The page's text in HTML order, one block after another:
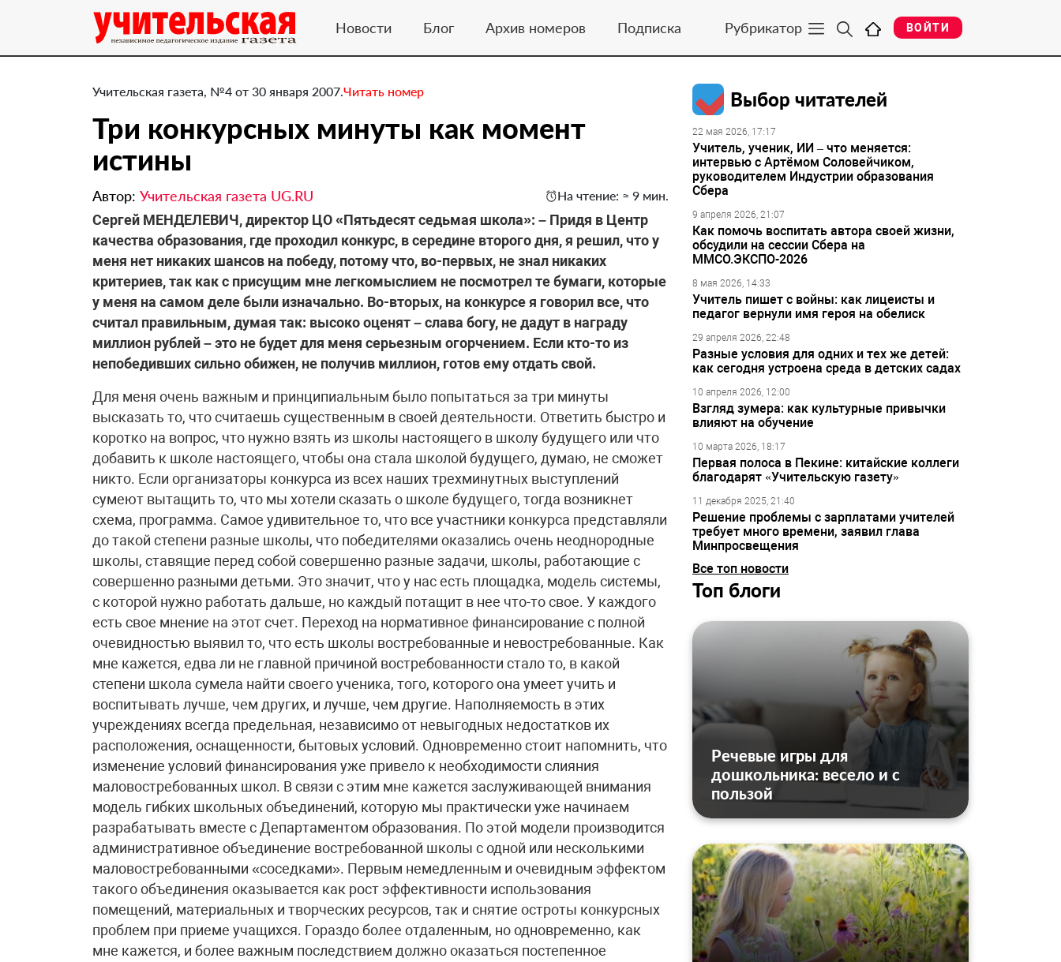
Новости Блог Архив номеров Подписка Рубрикатор ВОЙТИ
Учительская газета, №4 от 30 января 2007.Читать номер
Три конкурсных минуты как момент
истины
Автор: Учительская газета UG.RU На чтение: ≈ 9 мин.
Сергей МЕНДЕЛЕВИЧ, директор ЦО «Пятьдесят седьмая школа»: – Придя в Центр
качества образования, где проходил конкурс, в середине второго дня, я решил, что у
меня нет никаких шансов на победу, потому что, во-первых, не знал никаких
критериев, так как с присущим мне легкомыслием не посмотрел те бумаги, которые
у меня на самом деле были изначально. Во-вторых, на конкурсе я говорил все, что
считал правильным, думая так: высоко оценят – слава богу, не дадут в награду
миллион рублей – это не будет для меня серьезным огорчением. Если кто-то из
непобедивших сильно обижен, не получив миллион, готов ему отдать свой.
Для меня очень важным и принципиальным было попытаться за три минуты
высказать то, что считаешь существенным в своей деятельности. Ответить быстро и
коротко на вопрос, что нужно взять из школы настоящего в школу будущего или что
добавить к школе настоящего, чтобы она стала школой будущего, думаю, не сможет
никто. Если организаторы конкурса из всех наших трехминутных выступлений
сумеют вытащить то, что мы хотели сказать о школе будущего, тогда возникнет
схема, программа. Самое удивительное то, что все участники конкурса представляли
до такой степени разные школы, что победителями оказались очень неоднородные
школы, ставящие перед собой совершенно разные задачи, школы, работающие с
совершенно разными детьми. Это значит, что у нас есть площадка, модель системы,
с которой нужно работать дальше, но каждый потащит в нее что-то свое. У каждого
есть свое мнение на этот счет. Переход на нормативное финансирование с полной
очевидностью выявил то, что есть школы востребованные и невостребованные. Как
мне кажется, едва ли не главной причиной востребованности стало то, в какой
степени школа сумела найти своего ученика, того, которого она умеет учить и
воспитывать лучше, чем других, и лучше, чем другие. Наполняемость в этих
учреждениях всегда предельная, независимо от невыгодных недостатков их
расположения, оснащенности, бытовых условий. Одновременно стоит напомнить, что
изменение условий финансирования уже привело к необходимости слияния
маловостребованных школ. В связи с этим мне кажется заслуживающей внимания
модель гибких школьных объединений, которую мы практически уже начинаем
разрабатывать вместе с Департаментом образования. По этой модели производится
административное объединение востребованной школы с одной или несколькими
маловостребованными «соседками». Первым немедленным и очевидным эффектом
такого объединения оказывается как рост эффективности использования
помещений, материальных и творческих ресурсов, так и снятие остроты конкурсных
проблем при приеме учащихся. Гораздо более отдаленным, но одновременно, как
мне кажется, и более важным последствием должно оказаться постепенное
Выбор читателей
22 мая 2026, 17:17
Учитель, ученик, ИИ – что меняется:
интервью с Артёмом Соловейчиком,
руководителем Индустрии образования
Сбера
9 апреля 2026, 21:07
Как помочь воспитать автора своей жизни,
обсудили на сессии Сбера на
ММСО.ЭКСПО-2026
8 мая 2026, 14:33
Учитель пишет с войны: как лицеисты и
педагог вернули имя героя на обелиск
29 апреля 2026, 22:48
Разные условия для одних и тех же детей:
как сегодня устроена среда в детских садах
10 апреля 2026, 12:00
Взгляд зумера: как культурные привычки
влияют на обучение
10 марта 2026, 18:17
Первая полоса в Пекине: китайские коллеги
благодарят «Учительскую газету»
11 декабря 2025, 21:40
Решение проблемы с зарплатами учителей
требует много времени, заявил глава
Минпросвещения
Все топ новости
Топ блоги
Речевые игры для
дошкольника: весело и с
пользой